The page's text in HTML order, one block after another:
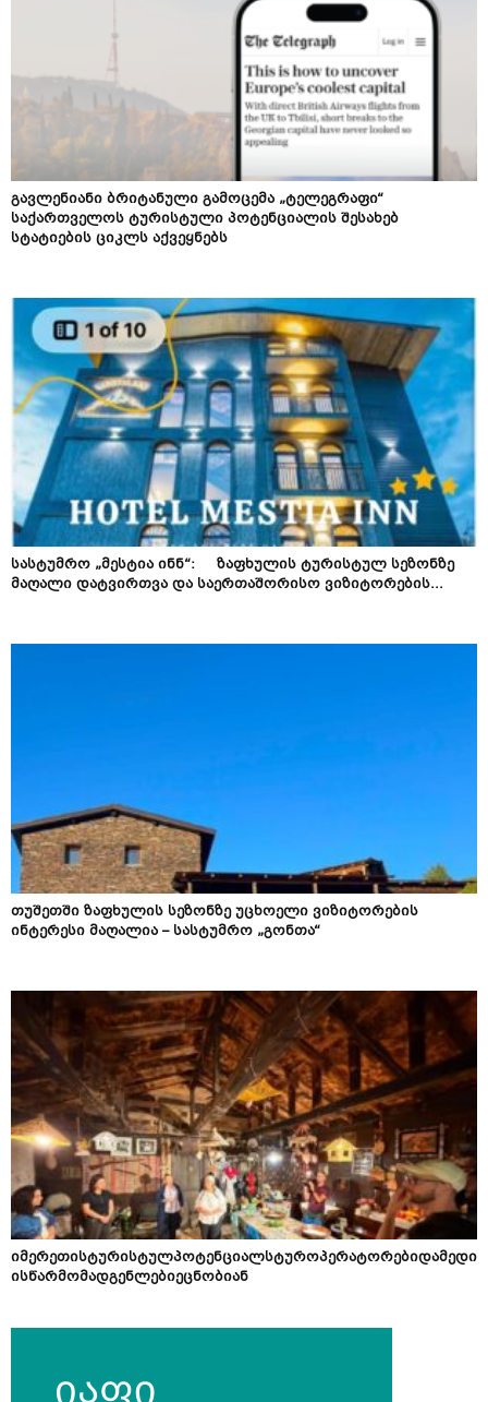
გავლენიანი ბრიტანული გამოცემა „ტელეგრაფი“
საქართველოს ტურისტული პოტენციალის შესახებ
სტატიების ციკლს აქვეყნებს
სასტუმრო „მესტია ინნ“: ზაფხულის ტურისტულ სეზონზე
მაღალი დატვირთვა და საერთაშორისო ვიზიტორების...
თუშეთში ზაფხულის სეზონზე უცხოელი ვიზიტორების
ინტერესი მაღალია – სასტუმრო „გონთა“
იმერეთისტურისტულპოტენციალსტუროპერატორებიდამედი
ისწარმომადგენლებიეცნობიან